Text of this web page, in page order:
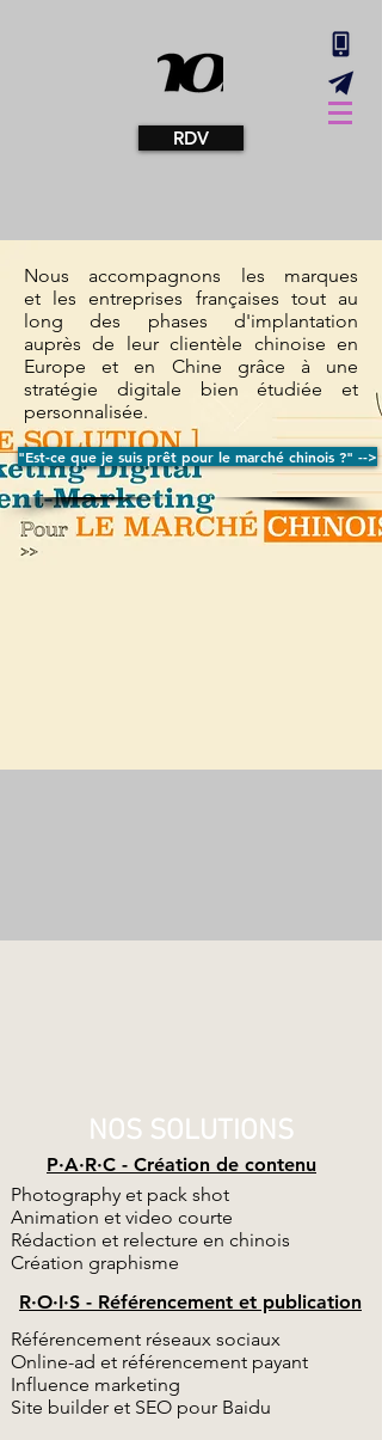
RDV
Nous accompagnons les marques
et les entreprises françaises tout au
long des phases d'implantation
auprès de leur clientèle chinoise en
Europe et en Chine grâce à une
stratégie digitale bien étudiée et
personnalisée.
"Est-ce que je suis prêt pour le marché chinois ?" -->
NOS SOLUTIONS
P·A·R·C - Création de contenu
Photography et pack shot
Animation et video courte
Rédaction et relecture en chinois
Création graphisme
R·O·I·S - Référencement et publication
Référencement réseaux sociaux
Online-ad et référencement payant
Influence marketing
Site builder et SEO pour Baidu